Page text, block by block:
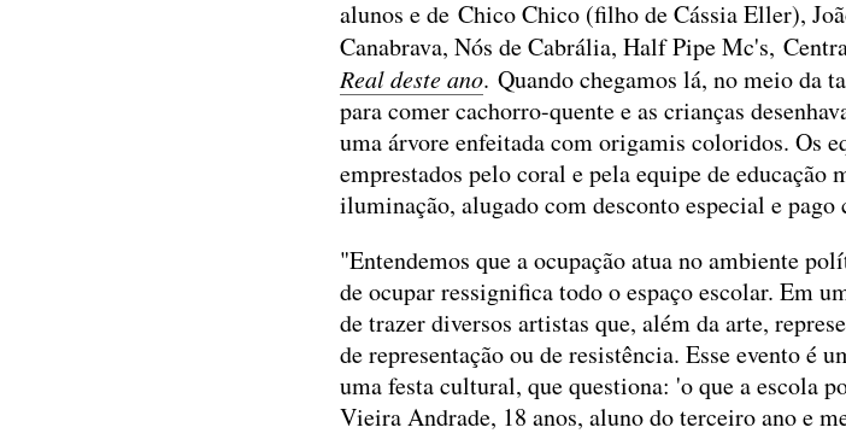
alunos e de Chico Chico (filho de Cássia Eller),
Canabrava, Nós de Cabrália, Half Pipe Mc's,
Real deste ano. Quando chegamos lá, no meio da
para comer cachorro-quente e as crianças
uma árvore enfeitada com origamis coloridos. Os
emprestados pelo coral e pela equipe de educação
iluminação, alugado com desconto especial e
"Entendemos que a ocupação atua no ambiente
de ocupar ressignifica todo o espaço escolar. Em
de trazer diversos artistas que, além da arte,
de representação ou de resistência. Esse evento é
uma festa cultural, que questiona: 'o que a escola
Vieira Andrade, 18 anos, aluno do terceiro ano e